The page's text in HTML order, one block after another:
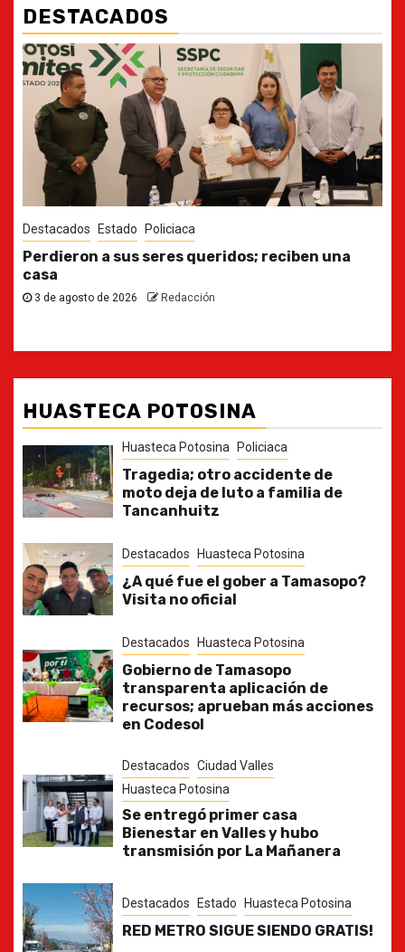
DESTACADOS
Destacados Estado
Ya casi, el quinto informe del Gobernador
30 de julio de 2026
HUASTECA POTOSINA
Huasteca Potosina Policiaca
Tragedia; otro accidente de
moto deja de luto a familia de
Tancanhuitz
Destacados Huasteca Potosina
¿A qué fue el gober a Tamasopo?
Visita no oficial
Destacados Huasteca Potosina
Gobierno de Tamasopo
transparenta aplicación de
recursos; aprueban más acciones
en Codesol
Destacados Ciudad Valles
Huasteca Potosina
Se entregó primer casa
Bienestar en Valles y hubo
transmisión por La Mañanera
Destacados Estado Huasteca Potosina
RED METRO SIGUE SIENDO GRATIS!